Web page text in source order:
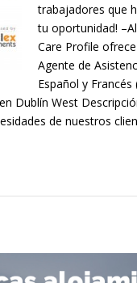
trabajadores que
tu oportunidad!
Care Profile
Agente de
Español y
Dublín West
de nuestros